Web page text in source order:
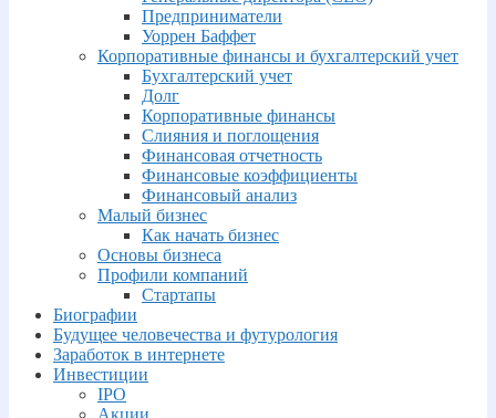
Предприниматели
Уоррен Баффет
Корпоративные финансы и бухгалтерский учет
Бухгалтерский учет
Долг
Корпоративные финансы
Слияния и поглощения
Финансовая отчетность
Финансовые коэффициенты
Финансовый анализ
Малый бизнес
Как начать бизнес
Основы бизнеса
Профили компаний
Стартапы
Биографии
Будущее человечества и футурология
Заработок в интернете
Инвестиции
IPO
Акции